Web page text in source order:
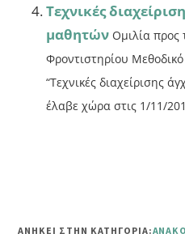
Τεχνικές
μαθητών Ομιλία προς
Φροντιστηρίου
“Τεχνικές διαχείρισης
έλαβε χώρα στις 1/11/
ΑΝΗΚΕΙ ΣΤΗΝ ΚΑΤΗΓΟΡΙΑ: